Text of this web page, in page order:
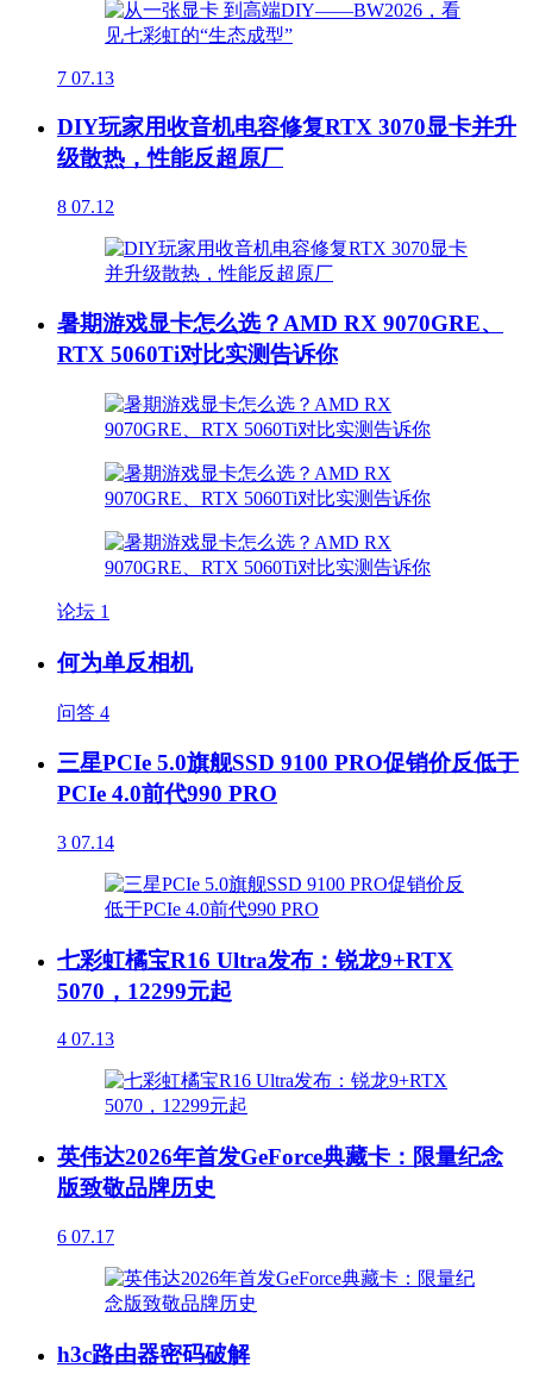
7 07.13
DIY玩家用收音机电容修复RTX 3070显卡并升
级散热，性能反超原厂
8 07.12
暑期游戏显卡怎么选？AMD RX 9070GRE、
RTX 5060Ti对比实测告诉你
论坛 1
何为单反相机
问答 4
三星PCIe 5.0旗舰SSD 9100 PRO促销价反低于
PCIe 4.0前代990 PRO
3 07.14
七彩虹橘宝R16 Ultra发布：锐龙9+RTX
5070，12299元起
4 07.13
英伟达2026年首发GeForce典藏卡：限量纪念
版致敬品牌历史
6 07.17
h3c路由器密码破解